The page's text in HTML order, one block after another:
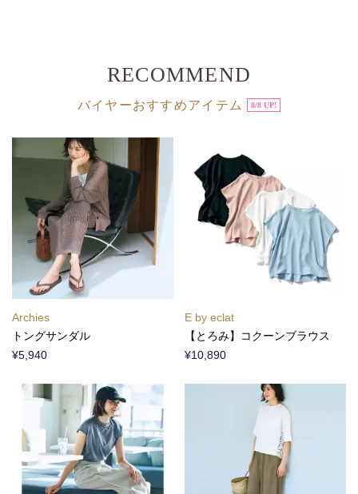
RECOMMEND
バイヤーおすすめアイテム 8/8 UP!
Archies
トングサンダル
¥5,940
E by eclat
【とろみ】コクーンブラウス
¥10,890